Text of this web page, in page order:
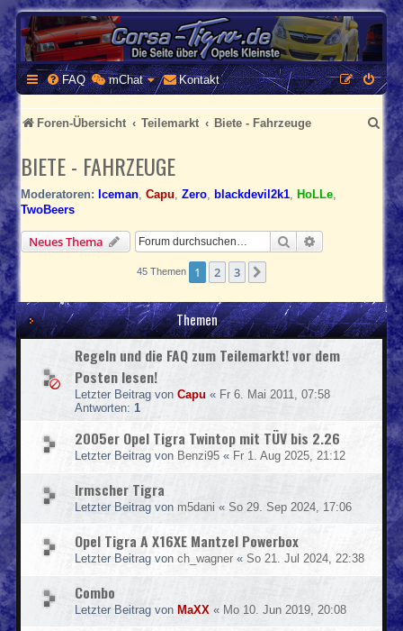
CORSA-TIGRA.DE
Homepage und Forum rund um Opel Corsa und Tigra
FAQ mChat Kontakt
Foren-Übersicht Teilemarkt Biete - Fahrzeuge
S
u
h
BIETE - FAHRZEUGE
Moderatoren: Iceman Capu Zero blackdevil2k1 HoLLe
TwoBeers
Neues Thema Suche Erweiterte
45 Themen 1 2 3
Themen
Regeln und die FAQ zum Teilemarkt! vor dem
Posten lesen!
Letzter Beitrag von Capu « Fr 6. Mai 2011, 07:58
Antworten: 1
2005er Opel Tigra Twintop mit TÜV bis 2.26
Letzter Beitrag von Benzi95 « Fr 1. Aug 2025, 21:12
Irmscher Tigra
Letzter Beitrag von m5dani « So 29. Sep 2024, 17:06
Opel Tigra A X16XE Mantzel Powerbox
Letzter Beitrag von ch_wagner « So 21. Jul 2024, 22:38
Combo
Letzter Beitrag von MaXX « Mo 10. Jun 2019, 20:08